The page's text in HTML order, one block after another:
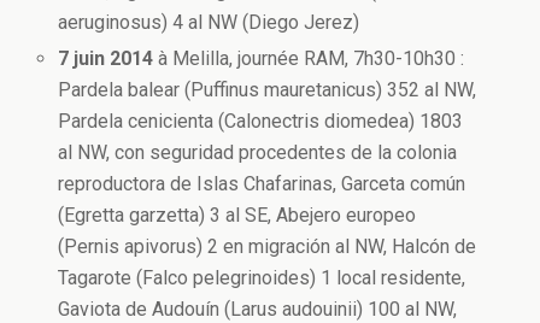
aeruginosus) 4 al NW (Diego Jerez)
7 juin 2014 à Melilla, journée RAM, 7h30-10h30 :
Pardela balear (Puffinus mauretanicus) 352 al NW,
Pardela cenicienta (Calonectris diomedea) 1803
al NW, con seguridad procedentes de la colonia
reproductora de Islas Chafarinas, Garceta común
(Egretta garzetta) 3 al SE, Abejero europeo
(Pernis apivorus) 2 en migración al NW, Halcón de
Tagarote (Falco pelegrinoides) 1 local residente,
Gaviota de Audouín (Larus audouinii) 100 al NW,